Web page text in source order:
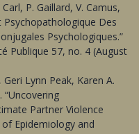
P. Gaillard, V. Camus,
Psychopathologique Des
Psychologiques.”
Publique 57, no. 4 (August
Geri Lynn Peak, Karen A.
“Uncovering
Partner Violence
of Epidemiology and